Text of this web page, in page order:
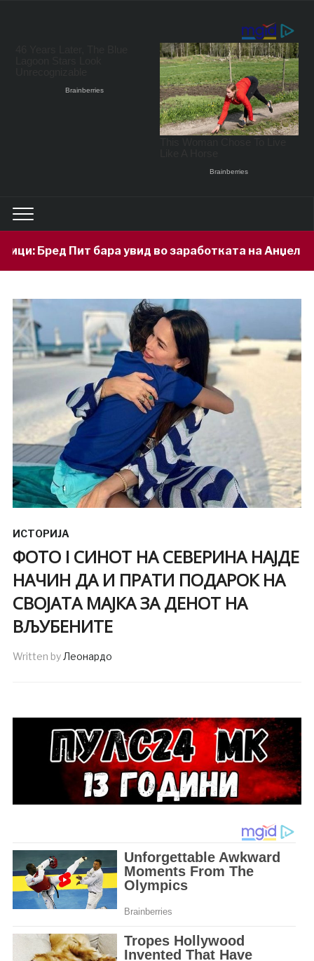
увид во заработката на Анџелина Џоли 4
ИСТОРИЈА
ФОТО I СИНОТ НА СЕВЕРИНА НАЈДЕ
НАЧИН ДА И ПРАТИ ПОДАРОК НА
СВОЈАТА МАЈКА ЗА ДЕНОТ НА
ВЉУБЕНИТЕ
Written byЛеонардо